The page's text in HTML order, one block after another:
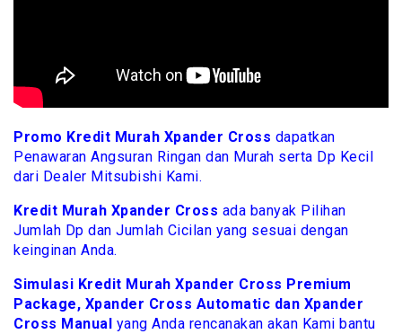
Promo Kredit Murah Xpander Cross dapatkan
Penawaran Angsuran Ringan dan Murah serta Dp Kecil
dari Dealer Mitsubishi Kami.
Kredit Murah Xpander Cross ada banyak Pilihan
Jumlah Dp dan Jumlah Cicilan yang sesuai dengan
keinginan Anda.
Simulasi Kredit Murah Xpander Cross Premium
Package, Xpander Cross Automatic dan Xpander
Cross Manual yang Anda rencanakan akan Kami bantu